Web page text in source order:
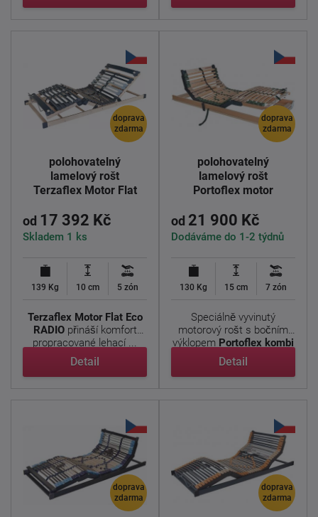
doprava
zdarma
polohovatelný
lamelový rošt
Terzaflex Motor Flat
od 17 392 Kč
Skladem 1 ks
139 Kg 10 cm 5 zón
Terzaflex Motor Flat Eco
RADIOpřináší komfort
propracované lehací ...
Detail
doprava
zdarma
polohovatelný
lamelový rošt
Portoflex motor
od 21 900 Kč
Dodáváme do 1-2 týdnů
130 Kg 15 cm 7 zón
Speciálně vyvinutý
motorový rošt s bočním
výklopem Portoflex kombi
P
, ...
Detail
doprava
zdarma
doprava
zdarma